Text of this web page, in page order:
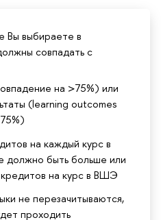
Вы выбираете в
совпадать с
на >75%) или
(learning outcomes
на каждый курс в
должно быть больше или
на курс в ВШЭ
не перезачитываются,
проходить